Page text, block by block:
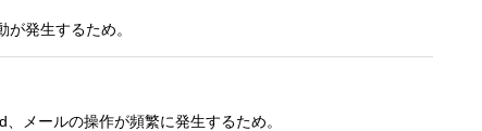
発生するため。
メールの操作が頻繁に発生するため。